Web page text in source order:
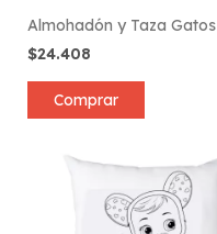
Almohadón y Taza Gatos
$24.408
Comprar